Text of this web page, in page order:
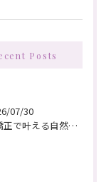
Posts
07/30
縮毛矯正で叶える自然な艶としなやかさの秘訣